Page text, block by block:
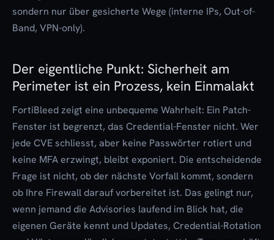
sondern nur über gesicherte Wege (interne IPs, Out-of-
Band, VPN-only).
Der eigentliche Punkt: Sicherheit am
Perimeter ist ein Prozess, kein Einmalakt
FortiBleed zeigt eine unbequeme Wahrheit: Ein Patch-
Fenster ist begrenzt, das Credential-Fenster nicht. Wer
jede CVE schliesst, aber keine Passwörter rotiert und
keine MFA erzwingt, bleibt exponiert. Die entscheidende
Frage ist nicht, ob der nächste Vorfall kommt, sondern
ob Ihre Firewall darauf vorbereitet ist. Das gelingt nur,
wenn jemand die Advisories laufend im Blick hat, die
eigenen Geräte kennt und Updates, Credential-Rotation